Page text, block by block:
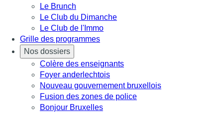
Le Brunch
Le Club du Dimanche
Le Club de l'Immo
Grille des programmes
Nos dossiers
Colère des enseignants
Foyer anderlechtois
Nouveau gouvernement bruxellois
Fusion des zones de police
Bonjour Bruxelles